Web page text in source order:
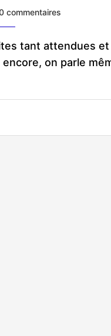
commentaires
tant attendues
on parle